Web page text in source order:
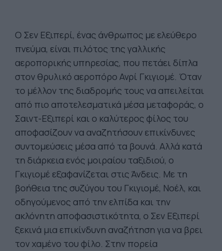
Ο Σεν Εξιπερί, ένας άνθρωπος με ελεύθερο
πνεύμα, είναι πιλότος της γαλλικής
αεροπορικής υπηρεσίας, που πετάει δίπλα
στον θρυλικό αεροπόρο Ανρί Γκιγιομέ. Όταν
το μέλλον της διαδρομής τους να απειλείται
από πιο αποτελεσματικά μέσα μεταφοράς, ο
Σαιντ-Εξιπερί και ο καλύτερος φίλος του
αποφασίζουν να αναζητήσουν επικίνδυνες
συντομεύσεις μέσα από τα βουνά. Αλλά κατά
τη διάρκεια ενός μοιραίου ταξιδιού, ο
Γκιγιομέ εξαφανίζεται στις Άνδεις. Με τη
βοήθεια της συζύγου του Γκιγιομέ, Νοέλ, και
οδηγούμενος από την ελπίδα και την
ακλόνητη αποφασιστικότητα, ο Σεν Εξιπερί
ξεκινά μια επικίνδυνη αναζήτηση για να βρει
τον χαμένο του φίλο. Στην πορεία